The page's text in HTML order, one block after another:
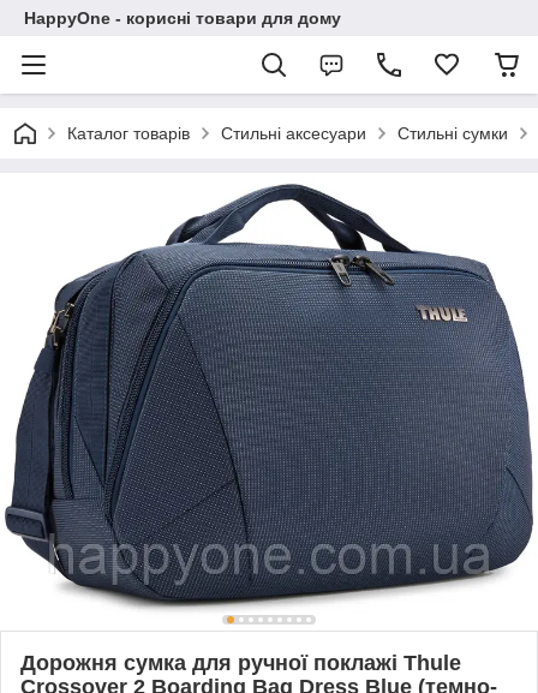
HappyOne - корисні товари для дому
Каталог товарів Стильні аксесуари Стильні сумки
Дорожня сумка для ручної поклажі Thule
Crossover 2 Boarding Bag Dress Blue (темно-